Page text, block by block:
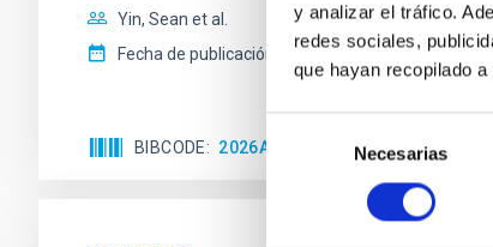
y analizar el tráfico.
redes sociales,
que hayan recopilado
de
consentimiento
Necesarias
Yin, Sean et al.
Fecha de publicación:
5 2026
BIBCODE 2026APJ..1003...83Y NÚMERO